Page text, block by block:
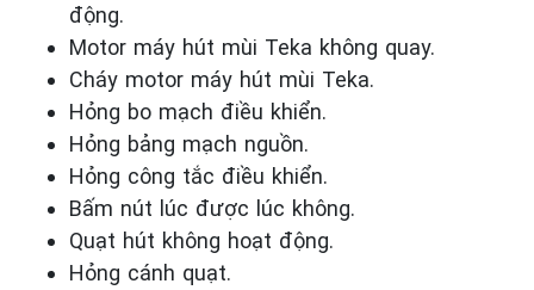
động.
Motor máy hút mùi Teka không quay.
Cháy motor máy hút mùi Teka.
Hỏng bo mạch điều khiển.
Hỏng bảng mạch nguồn.
Hỏng công tắc điều khiển.
Bấm nút lúc được lúc không.
Quạt hút không hoạt động.
Hỏng cánh quạt.